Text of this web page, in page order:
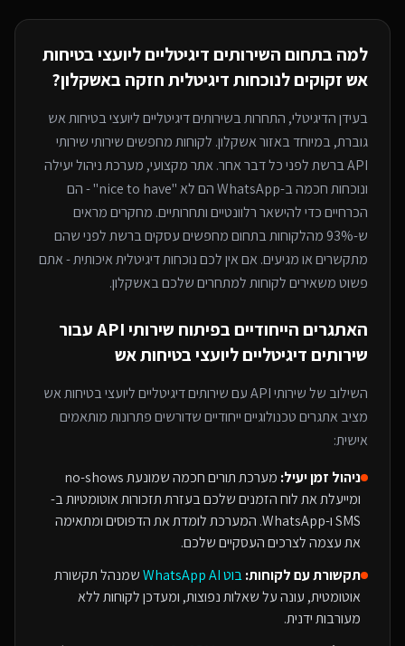
למה בתחום השירותים דיגיטליים ליועצי בטיחות
אשזקוקים לנוכחות דיגיטלית חזקה באשקלון?
בעידן הדיגיטלי, התחרות בשירותים דיגיטליים ליועצי בטיחות אש
גוברת, במיוחדבאזור אשקלון. לקוחות מחפשים שירותישירותי
APIברשת לפני כל דבר אחר. אתר מקצועי, מערכת ניהול יעילה
ונוכחות חכמה ב-WhatsApp הם לא "nice to have" - הם
הכרחיים כדי להישאר רלוונטיים ותחרותיים. מחקרים מראים
ש-93% מהלקוחות בתחום מחפשים עסקים ברשת לפני שהם
מתקשרים או מגיעים. אם אין לכם נוכחות דיגיטלית איכותית - אתם
פשוט משאירים לקוחות למתחריםשלכם באשקלון.
האתגרים הייחודיים בפיתוח שירותי API
עבור
שירותים דיגיטליים ליועצי בטיחות אש
השילוב שלשירותי API עםשירותים דיגיטליים ליועצי בטיחות אש
מציב אתגרים טכנולוגיים ייחודיים שדורשים פתרונות מותאמים
אישית:
ניהול זמן יעיל:
מערכת תורים חכמה שמונעת no-shows
ומייעלת את לוח הזמנים שלכם בעזרת תזכורות אוטומטיות ב-
SMS ו-WhatsApp. המערכת לומדת את הדפוסים ומתאימה
את עצמה לצרכים העסקיים שלכם.
תקשורת עם לקוחות:בוט WhatsApp AI
שמנהל תקשורת
אוטומטית, עונה על שאלות נפוצות, ומעדכן לקוחות ללא
מעורבות ידנית.